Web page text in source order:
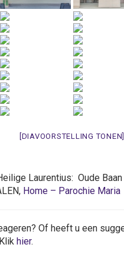
[DIAVOORSTELLING TONEN]
Laurentius: Oude
Home – Parochie Maria
Of heeft u een
hier.